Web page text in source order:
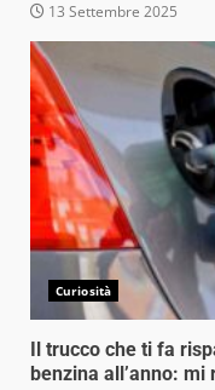
13 Settembre 2025
Curiosità
Il trucco che ti fa
benzina all’anno: